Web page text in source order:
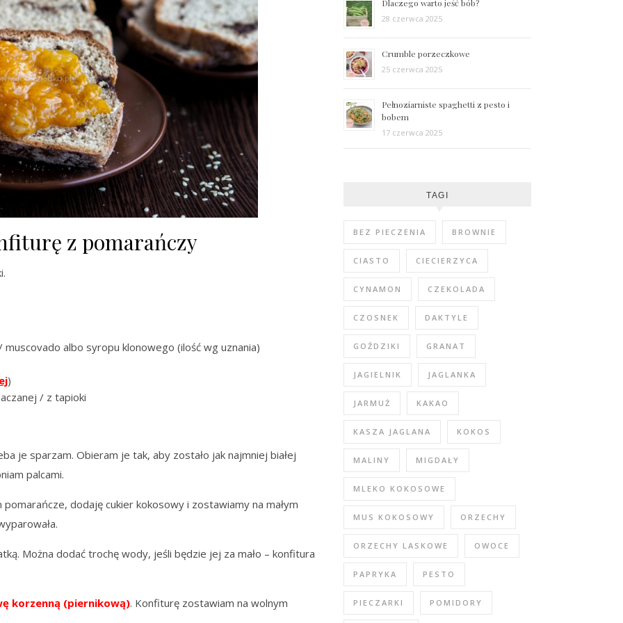
z pomarańczy
albo syropu klonowego (ilość wg uznania)
)
/ z tapioki
je sparzam. Obieram je tak, aby zostało jak najmniej białej
palcami.
dodaję cukier kokosowy i zostawiamy na małym
Można dodać trochę wody, jeśli będzie jej za mało – konfitura
korzenną (piernikową). Konfiturę zostawiam na wolnym
Dlaczego warto jeść bób?
28 czerwca 2025
Crumble porzeczkowe
25 czerwca 2025
Pełnoziarniste spaghetti z pesto i
bobem
17 czerwca 2025
TAGI
BEZ PIECZENIA BROWNIE
CIASTO CIECIERZYCA
CYNAMON CZEKOLADA
CZOSNEK DAKTYLE
GOŹDZIKI GRANAT
JAGIELNIK JAGLANKA
JARMUŻ KAKAO
KASZA JAGLANA KOKOS
MALINY MIGDAŁY
MLEKO KOKOSOWE
MUS KOKOSOWY ORZECHY
ORZECHY LASKOWE OWOCE
PAPRYKA PESTO
PIECZARKI POMIDORY